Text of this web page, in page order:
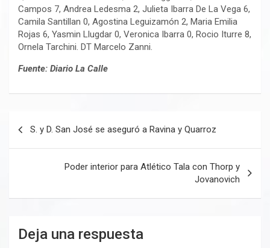
Campos 7, Andrea Ledesma 2, Julieta Ibarra De La Vega 6,
Camila Santillan 0, Agostina Leguizamón 2, Maria Emilia
Rojas 6, Yasmin Llugdar 0, Veronica Ibarra 0, Rocio Iturre 8,
Ornela Tarchini. DT Marcelo Zanni.
Fuente: Diario La Calle
entradas
S. y D. San José se aseguró a Ravina y Quarroz
Poder interior para Atlético Tala con Thorp y
Jovanovich
Deja una respuesta